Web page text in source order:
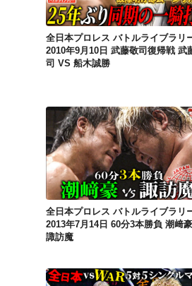
全日本プロレス バトルライブラリ
2010年9月10日 武藤敬司復帰戦 武
司 VS 船木誠勝
全日本プロレ
全日本プロレス バトルライブラリ
2013年7月14日 60分3本勝負 潮﨑
諏訪魔